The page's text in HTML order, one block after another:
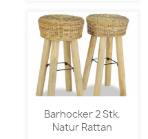
Barhocker 2 Stk.
Natur Rattan